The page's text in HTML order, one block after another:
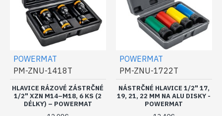
POWERMAT
PM-ZNU-1418T
HLAVICE RÁZOVÉ ZÁSTRČNÉ
1/2" XZN M14–M18, 6 KS (2
DÉLKY) – POWERMAT
POWERMAT
PM-ZNU-1722T
NÁSTRČNÉ HLAVICE 1/2" 17,
19, 21, 22 MM NA ALU DISKY -
POWERMAT